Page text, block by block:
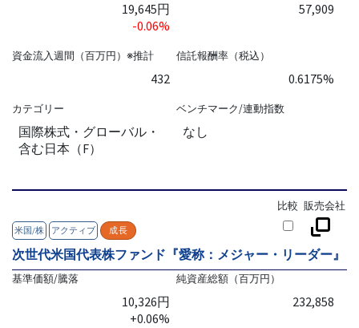
19,645円
-0.06%
57,909
資金流入週間（百万円）※推計
432
信託報酬率（税込）
0.6175%
カテゴリー
国際株式・グローバル・
含む日本（F）
ベンチマーク/連動指数
なし
米国/株 アクティブ 成長
比較 販売会社
次世代米国代表株ファンド『愛称：メジャー・リーダー』
基準価額/騰落
10,326円
+0.06%
純資産総額（百万円）
232,858